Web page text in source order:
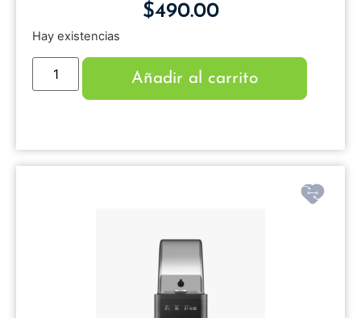
$490.00
Hay existencias
Añadir al carrito